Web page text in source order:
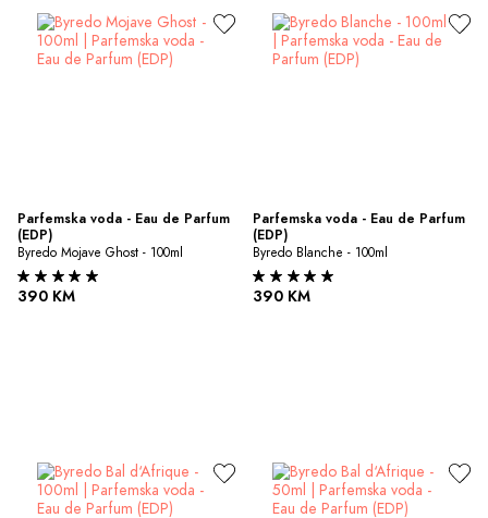
Parfemska voda - Eau de Parfum
(EDP)
Byredo Mojave Ghost - 100ml
390 KM
Parfemska voda - Eau de Parfum
(EDP)
Byredo Blanche - 100ml
390 KM